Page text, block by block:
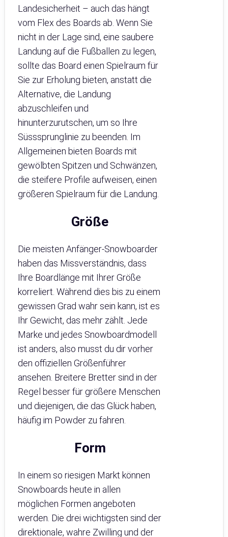
Landesicherheit – auch das hängt
vom Flex des Boards ab. Wenn Sie
nicht in der Lage sind, eine saubere
Landung auf die Fußballen zu legen,
sollte das Board einen Spielraum für
Sie zur Erholung bieten, anstatt die
Alternative, die Landung
abzuschleifen und
hinunterzurutschen, um so Ihre
Süsssprunglinie zu beenden. Im
Allgemeinen bieten Boards mit
gewölbten Spitzen und Schwänzen,
die steifere Profile aufweisen, einen
größeren Spielraum für die Landung.
Größe
Die meisten Anfänger-Snowboarder
haben das Missverständnis, dass
Ihre Boardlänge mit Ihrer Größe
korreliert. Während dies bis zu einem
gewissen Grad wahr sein kann, ist es
Ihr Gewicht, das mehr zählt. Jede
Marke und jedes Snowboardmodell
ist anders, also musst du dir vorher
den offiziellen Größenführer
ansehen. Breitere Bretter sind in der
Regel besser für größere Menschen
und diejenigen, die das Glück haben,
häufig im Powder zu fahren.
Form
In einem so riesigen Markt können
Snowboards heute in allen
möglichen Formen angeboten
werden. Die drei wichtigsten sind der
direktionale, wahre Zwilling und der